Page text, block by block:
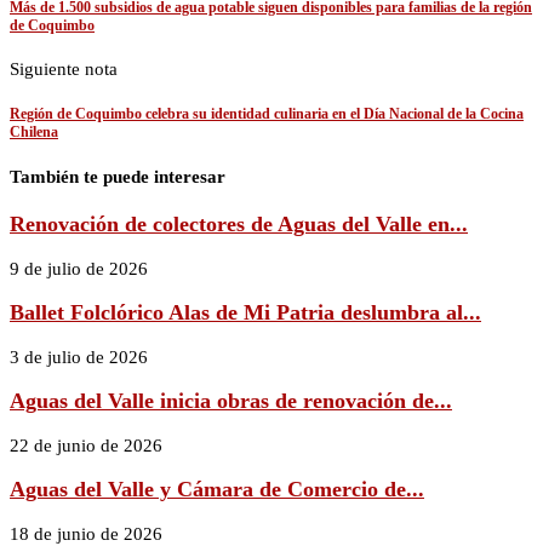
Más de 1.500 subsidios de agua potable siguen disponibles para familias de la región
de Coquimbo
Siguiente nota
Región de Coquimbo celebra su identidad culinaria en el Día Nacional de la Cocina
Chilena
También te puede interesar
Renovación de colectores de Aguas del Valle en...
9 de julio de 2026
Ballet Folclórico Alas de Mi Patria deslumbra al...
3 de julio de 2026
Aguas del Valle inicia obras de renovación de...
22 de junio de 2026
Aguas del Valle y Cámara de Comercio de...
18 de junio de 2026